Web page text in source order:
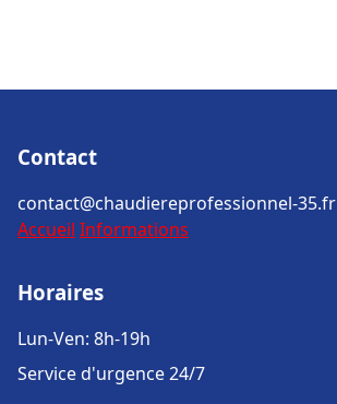
Contact
contact@chaudiereprofessionnel-35.fr
Accueil Informations
Horaires
Lun-Ven: 8h-19h
Service d'urgence 24/7